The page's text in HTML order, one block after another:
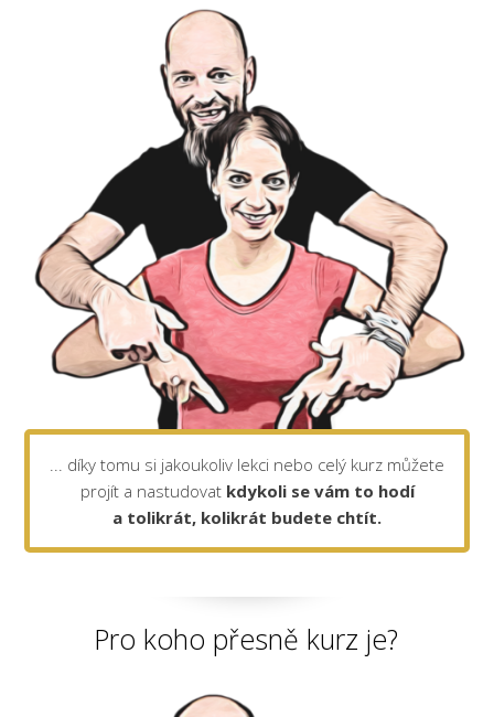
... díky tomu si jakoukoliv lekci nebo celý kurz můžete
projít a nastudovat kdykoli se vám to hodí
a tolikrát, kolikrát budete chtít.
Pro koho přesně kurz je?